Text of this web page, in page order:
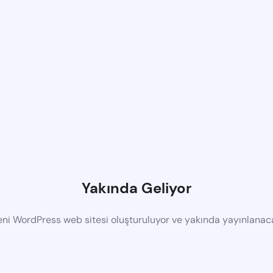
Yakında Geliyor
WordPress web sitesi oluşturuluyor ve yakında